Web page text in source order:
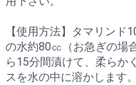
【使用方法】タマリンド
の水約80㏄（お急ぎの場
ら15分間漬けて、柔らか
スを水の中に溶かします